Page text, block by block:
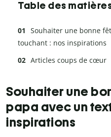
Table des
Souhaiter une bonne
touchant : nos inspirations
Articles coups de cœur
Souhaiter une
papa avec un
inspirations